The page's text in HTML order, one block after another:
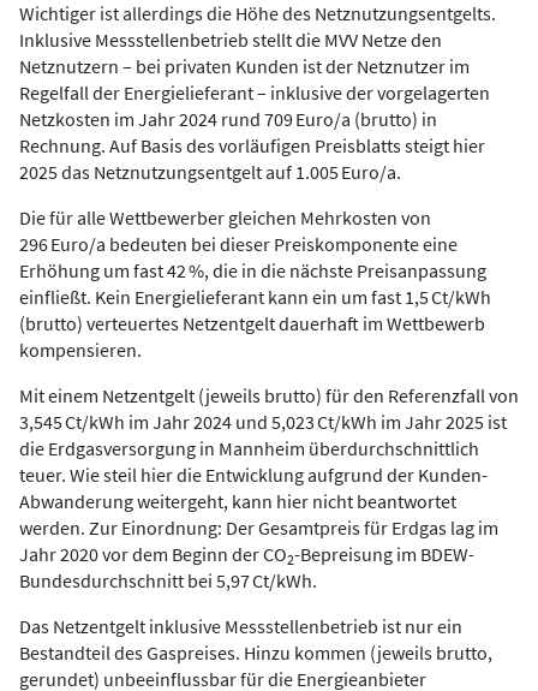
Wichtiger ist allerdings die Höhe des Netznutzungsentgelts.
Inklusive Messstellenbetrieb stellt die MVV Netze den
Netznutzern – bei privaten Kunden ist der Netznutzer im
Regelfall der Energielieferant – inklusive der vorgelagerten
Netzkosten im Jahr 2024 rund 709 Euro/a (brutto) in
Rechnung. Auf Basis des vorläufigen Preisblatts steigt hier
2025 das Netznutzungsentgelt auf 1.005 Euro/a.
Die für alle Wettbewerber gleichen Mehrkosten von
296 Euro/a bedeuten bei dieser Preiskomponente eine
Erhöhung um fast 42 %, die in die nächste Preisanpassung
einfließt. Kein Energielieferant kann ein um fast 1,5 Ct/kWh
(brutto) verteuertes Netzentgelt dauerhaft im Wettbewerb
kompensieren.
Mit einem Netzentgelt (jeweils brutto) für den Referenzfall von
3,545 Ct/kWh im Jahr 2024 und 5,023 Ct/kWh im Jahr 2025 ist
die Erdgasversorgung in Mannheim überdurchschnittlich
teuer. Wie steil hier die Entwicklung aufgrund der Kunden-
Abwanderung weitergeht, kann hier nicht beantwortet
werden. Zur Einordnung: Der Gesamtpreis für Erdgas lag im
Jahr 2020 vor dem Beginn der CO2-Bepreisung im BDEW-
Bundesdurchschnitt bei 5,97 Ct/kWh.
Das Netzentgelt inklusive Messstellenbetrieb ist nur ein
Bestandteil des Gaspreises. Hinzu kommen (jeweils brutto,
gerundet) unbeeinflussbar für die Energieanbieter